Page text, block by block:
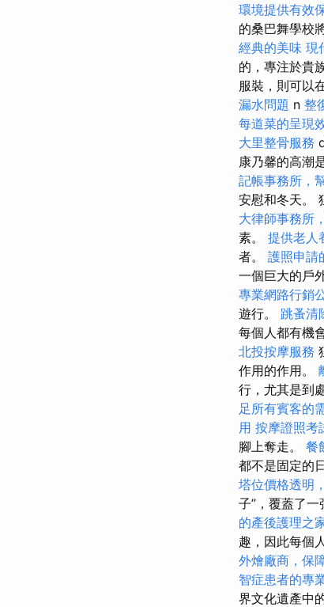
環境提供有效
的桑巴舞學校
經典的美味 現
的，專注於貴
服裝，則可以
漏水問題 n 整
每道菜的呈現
大里整骨服務
康乃馨的高潮
記帳事務所，
安慰和冬天。
大律師事務所
素。 提供老人
者。 護照申請
一個巨大的戶
專業網路行銷
遊行。 跳蚤清
每個人都有機
北投按摩服務
作用的作用。
行，尤其是到
足所有賓客的
用 按摩證照考
腳上奪走。 餐
都不是固定的
塔位價格透明
子”，覆蓋了
的產後護理之
趣，因此每個
外燴廠商，保
智症患者的專
界文化遺產中